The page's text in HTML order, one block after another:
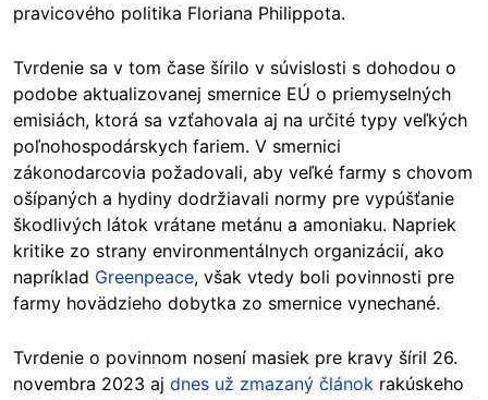
pravicového politika Floriana Philippota.
Tvrdenie sa v tom čase šírilo v súvislosti s dohodou o
podobe aktualizovanej smernice EÚ o priemyselných
emisiách, ktorá sa vzťahovala aj na určité typy veľkých
poľnohospodárskych fariem. V smernici
zákonodarcovia požadovali, aby veľké farmy s chovom
ošípaných a hydiny dodržiavali normy pre vypúšťanie
škodlivých látok vrátane metánu a amoniaku. Napriek
kritike zo strany environmentálnych organizácií, ako
napríklad Greenpeace, však vtedy boli povinnosti pre
farmy hovädzieho dobytka zo smernice vynechané.
Tvrdenie o povinnom nosení masiek pre kravy šíril 26.
novembra 2023 aj dnes už zmazaný článok rakúskeho